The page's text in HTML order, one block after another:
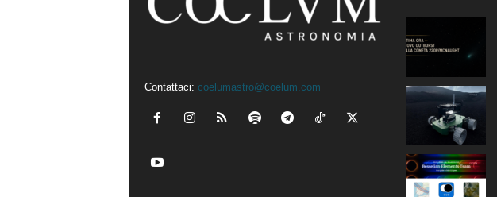
Contattaci: coelumastro@coelum.com